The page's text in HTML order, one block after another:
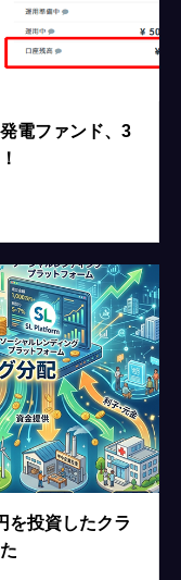
電ファンド、3
を投資したクラ